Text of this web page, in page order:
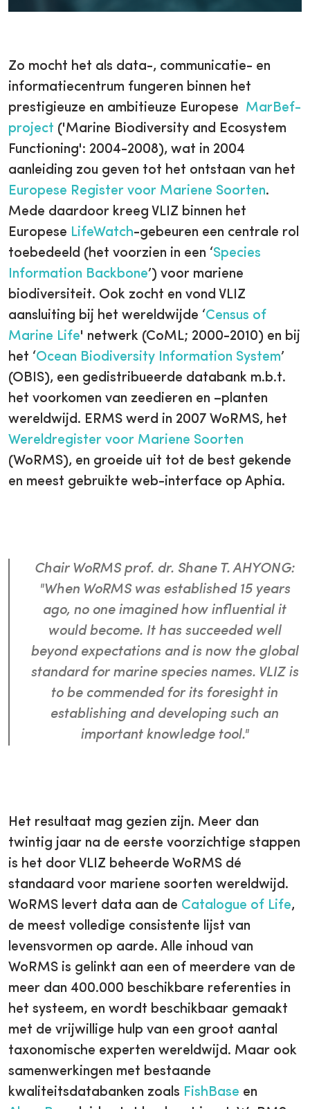
Zo mocht het als data-, communicatie- en
informatiecentrum fungeren binnen het
prestigieuze en ambitieuze Europese MarBef-
project ('Marine Biodiversity and Ecosystem
Functioning': 2004-2008), wat in 2004
aanleiding zou geven tot het ontstaan van het
Europese Register voor Mariene Soorten.
Mede daardoor kreeg VLIZ binnen het
Europese LifeWatch-gebeuren een centrale rol
toebedeeld (het voorzien in een ‘Species
Information Backbone’) voor mariene
biodiversiteit. Ook zocht en vond VLIZ
aansluiting bij het wereldwijde ‘Census of
Marine Life' netwerk (CoML; 2000-2010) en bij
het ‘Ocean Biodiversity Information System’
(OBIS), een gedistribueerde databank m.b.t.
het voorkomen van zeedieren en –planten
wereldwijd. ERMS werd in 2007 WoRMS, het
Wereldregister voor Mariene Soorten
(WoRMS), en groeide uit tot de best gekende
en meest gebruikte web-interface op Aphia.
Chair WoRMS prof. dr. Shane T. AHYONG:
"When WoRMS was established 15 years
ago, no one imagined how influential it
would become. It has succeeded well
beyond expectations and is now the global
standard for marine species names. VLIZ is
to be commended for its foresight in
establishing and developing such an
important knowledge tool."
Het resultaat mag gezien zijn. Meer dan
twintig jaar na de eerste voorzichtige stappen
is het door VLIZ beheerde WoRMS dé
standaard voor mariene soorten wereldwijd.
WoRMS levert data aan de Catalogue of Life,
de meest volledige consistente lijst van
levensvormen op aarde. Alle inhoud van
WoRMS is gelinkt aan een of meerdere van de
meer dan 400.000 beschikbare referenties in
het systeem, en wordt beschikbaar gemaakt
met de vrijwillige hulp van een groot aantal
taxonomische experten wereldwijd. Maar ook
samenwerkingen met bestaande
kwaliteitsdatabanken zoals FishBase en